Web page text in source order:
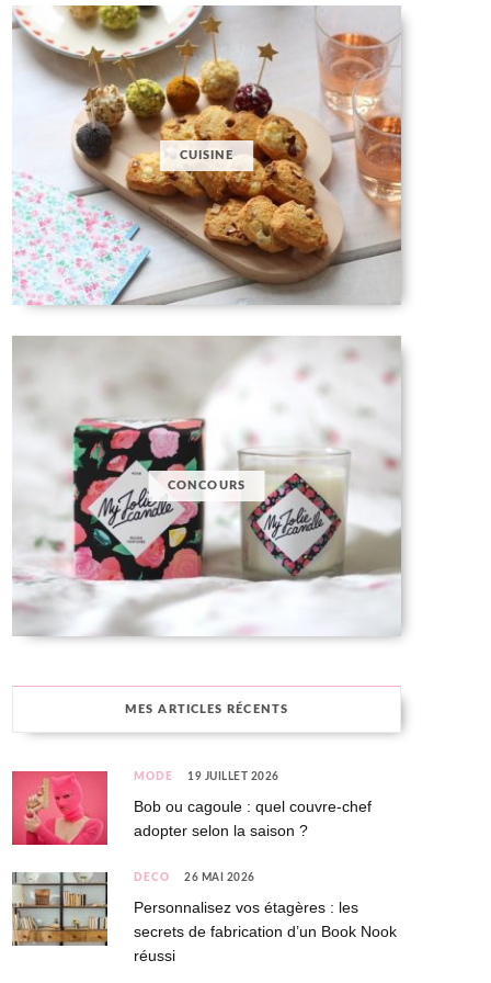
CUISINE
CONCOURS
MES ARTICLES RÉCENTS
MODE 19 JUILLET 2026
Bob ou cagoule : quel couvre-chef
adopter selon la saison ?
DÉCO 26 MAI 2026
Personnalisez vos étagères : les
secrets de fabrication d’un Book Nook
réussi